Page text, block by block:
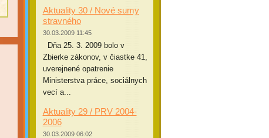
Aktuality 30 / Nové sumy
stravného
30.03.2009 11:45
Dňa 25. 3. 2009 bolo v
Zbierke zákonov, v čiastke 41,
uverejnené opatrenie
Ministerstva práce, sociálnych
vecí a...
Aktuality 29 / PRV 2004-
2006
30.03.2009 06:02